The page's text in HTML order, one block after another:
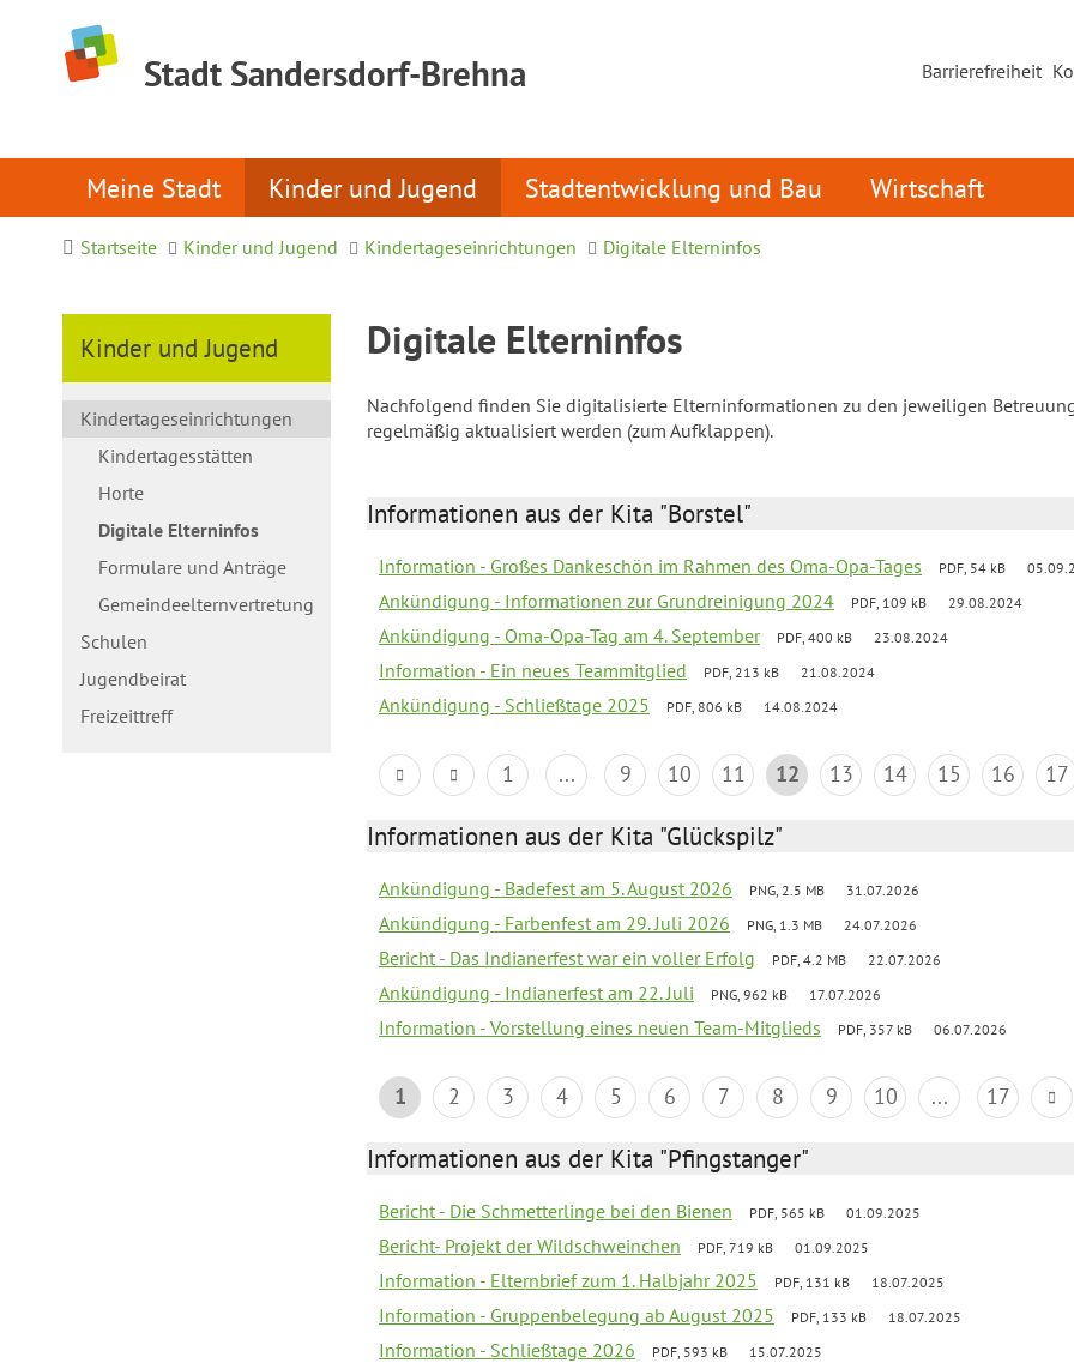
Stadt Sandersdorf-Brehna Barrierefreiheit
Meine Stadt Kinder und Jugend Stadtentwicklung und Bau Wirtschaft
Startseite Kinder und Jugend Kindertageseinrichtungen Digitale Elterninfos
Kinder und Jugend
Kindertageseinrichtungen
Kindertagesstätten
Horte
Digitale Elterninfos
Formulare und Anträge
Gemeindeelternvertretung
Schulen
Jugendbeirat
Freizeittreff
Digitale Elterninfos
Nachfolgend finden Sie digitalisierte Elterninformationen zu den jeweiligen
regelmäßig aktualisiert werden (zum Aufklappen).
Informationen aus der Kita "Borstel"
Information - Großes Dankeschön im Rahmen des Oma-Opa-Tages PDF, 54 kB
Ankündigung - Informationen zur Grundreinigung 2024 PDF, 109 kB 29.08.2024
Ankündigung - Oma-Opa-Tag am 4. September PDF, 400 kB 23.08.2024
Information - Ein neues Teammitglied PDF, 213 kB 21.08.2024
Ankündigung - Schließtage 2025 PDF, 806 kB 14.08.2024
1 ... 9 10 11 12 13 14 15 16 17
Informationen aus der Kita "Glückspilz"
Ankündigung - Badefest am 5. August 2026 PNG, 2.5 MB 31.07.2026
Ankündigung - Farbenfest am 29. Juli 2026 PNG, 1.3 MB 24.07.2026
Bericht - Das Indianerfest war ein voller Erfolg PDF, 4.2 MB 22.07.2026
Ankündigung - Indianerfest am 22. Juli PNG, 962 kB 17.07.2026
Information - Vorstellung eines neuen Team-Mitglieds PDF, 357 kB 06.07.2026
1 2 3 4 5 6 7 8 9 10 ... 17
Informationen aus der Kita "Pfingstanger"
Bericht - Die Schmetterlinge bei den Bienen PDF, 565 kB 01.09.2025
Bericht- Projekt der Wildschweinchen PDF, 719 kB 01.09.2025
Information - Elternbrief zum 1. Halbjahr 2025 PDF, 131 kB 18.07.2025
Information - Gruppenbelegung ab August 2025 PDF, 133 kB 18.07.2025
Information - Schließtage 2026 PDF, 593 kB 15.07.2025